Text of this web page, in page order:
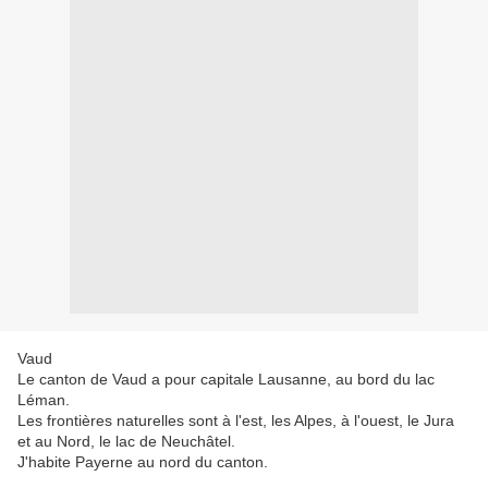
Vaud
Le canton de Vaud a pour capitale Lausanne, au bord du lac
Léman.
Les frontières naturelles sont à l'est, les Alpes, à l'ouest, le Jura
et au Nord, le lac de Neuchâtel.
J'habite Payerne au nord du canton.